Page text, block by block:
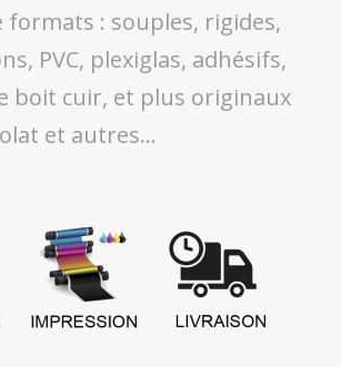
: souples, rigides,
PVC, plexiglas, adhésifs,
boit cuir, et plus originaux
et autres…